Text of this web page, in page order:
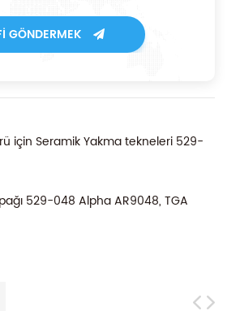
GÖNDERMEK
için Seramik Yakma tekneleri 529-
529-048 Alpha AR9048, TGA